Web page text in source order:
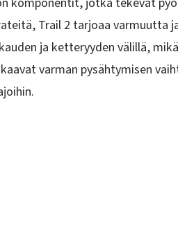
Trail 2 tarjoaa varmuutta
ja ketteryyden välillä,
varman pysähtymisen